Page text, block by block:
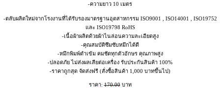
-ความยาว 10 เมตร
-ตลับผลิตใหม่จากโรงงานที่ได้รับรองมาตรฐานอุตสาหกรรม ISO9001 , ISO14001 , ISO19752
และ ISO19798 RoHS
-เนื้อผ้าผลิตด้วยผ้าไนล่อนความละเอียดสูง
-คุณสมบัติซึมซับหมึกได้ดี
-หมึกพิมพ์ดำเข้ม คมชัดทุกตัวอักษร คุณภาพสูง
-ปลอดภัย ไม่ส่งผลเสียต่อเครื่อง รับประกันสินค้า 100%
-ราคาถูกสุด จัดส่งฟรี (สั่งซื้อสินค้า 1,000 บาทขึ้นไป)
ราคา:170.00บาท